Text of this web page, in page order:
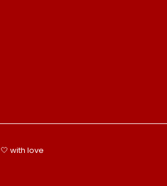
🤍 with love